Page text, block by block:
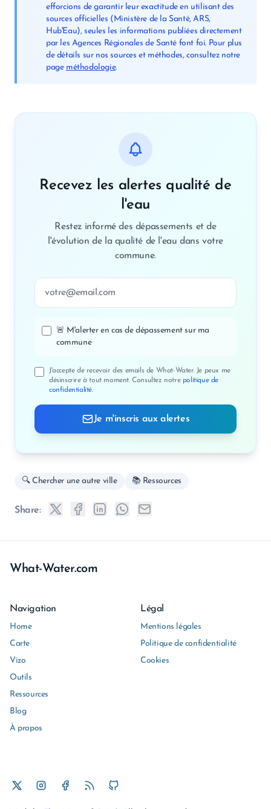
efforcions de garantir leur exactitude en utilisant des
sources officielles (Ministère de la Santé, ARS,
Hub'Eau), seules les informations publiées directement
par les Agences Régionales de Santé font foi. Pour plus
de détails sur nos sources et méthodes, consultez notre
page méthodologie.
Recevez les alertes qualité de
l'eau
Restez informé des dépassements et de
l'évolution de la qualité de l'eau dans votre
commune.
🚨 M'alerter en cas de dépassement sur ma
commune
J'accepte de recevoir des emails de What-Water. Je peux me
désinscrire à tout moment. Consultez notre politique de
confidentialité.
Je m'inscris aux alertes
🔍 Chercher une autre ville 📚 Ressources
Share:
What-Water.com
Navigation
Home
Carte
Vizo
Outils
Ressources
Blog
À propos
Légal
Mentions légales
Politique de confidentialité
Cookies